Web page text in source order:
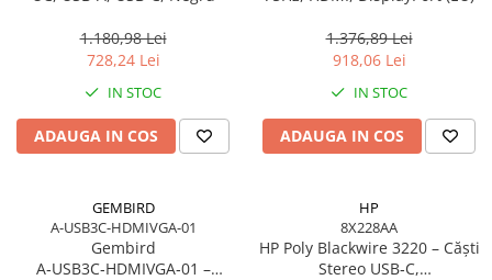
Ecrane Touchscreen Digital Signage
Proiectoare
Proiectoare Business
Proiectoare Consumer
Ventilatoare & Sisteme de Răcire
Accesorii componente
Accesorii componente - altele
Blu-Ray, CD/DVD & Floppy Drives
Prize cu Protecție
USB & Card Readers
Cititoare de Carduri Usb
1.180,98 Lei
728,24 Lei
IN STOC
ADAUGA IN COS
1.376,89 Lei
918,06 Lei
IN STOC
ADAUGA IN COS
GEMBIRD
A-USB3C-HDMIVGA-01
Gembird
A‑USB3C‑HDMIVGA‑01 –
HP
8X228AA
HP Poly Blackwire 3220 – Căști
Stereo USB‑C,